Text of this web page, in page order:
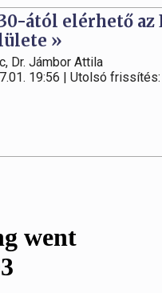
ától elérhető az
»
Dr. Jámbor Attila
19:56 | Utolsó frissítés: